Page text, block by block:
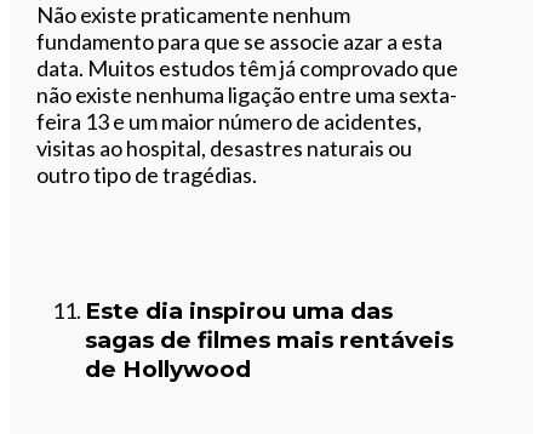
Não existe praticamente nenhum
fundamento para que se associe azar a esta
data. Muitos estudos têm já comprovado que
não existe nenhuma ligação entre uma sexta-
feira 13 e um maior número de acidentes,
visitas ao hospital, desastres naturais ou
outro tipo de tragédias.
Este dia inspirou uma das
sagas de filmes mais rentáveis
de Hollywood